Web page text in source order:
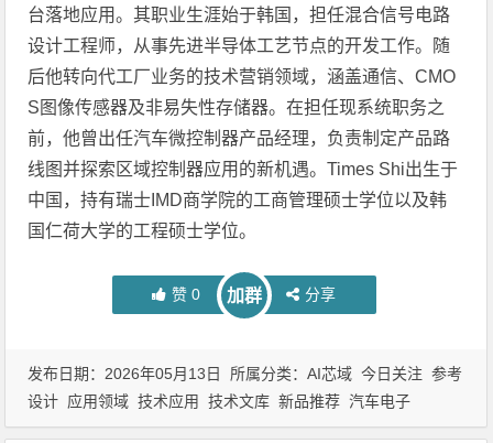
台落地应用。其职业生涯始于韩国，担任混合信号电路
设计工程师，从事先进半导体工艺节点的开发工作。随
后他转向代工厂业务的技术营销领域，涵盖通信、CMO
S图像传感器及非易失性存储器。在担任现系统职务之
前，他曾出任汽车微控制器产品经理，负责制定产品路
线图并探索区域控制器应用的新机遇。Times Shi出生于
中国，持有瑞士IMD商学院的工商管理硕士学位以及韩
国仁荷大学的工程硕士学位。
赞 0 加群 分享
发布日期：2026年05月13日 所属分类：AI芯域 今日关注 参考
设计 应用领域 技术应用 技术文库 新品推荐 汽车电子